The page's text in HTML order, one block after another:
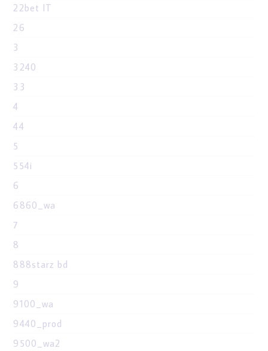
22bet IT
26
3
3240
33
4
44
5
554i
6
6860_wa
7
8
888starz bd
9
9100_wa
9440_prod
9500_wa2